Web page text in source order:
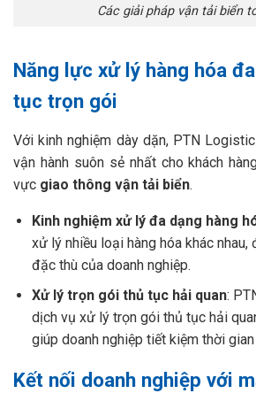
Các giải pháp vận tải biển
Năng lực xử lý hàng hóa
tục trọn gói
Với kinh nghiệm dày dặn, PTN
vận hành suôn sẻ nhất cho khách
vực giao thông vận tải biển.
Kinh nghiệm xử lý đa dạng hàng
xử lý nhiều loại hàng hóa khác nhau,
đặc thù của doanh nghiệp.
Xử lý trọn gói thủ tục hải quan:
dịch vụ xử lý trọn gói thủ tục hải
giúp doanh nghiệp tiết kiệm thời
Kết nối doanh nghiệp với